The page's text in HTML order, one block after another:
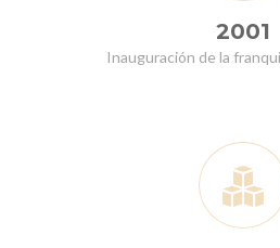
2001
Inauguración de la